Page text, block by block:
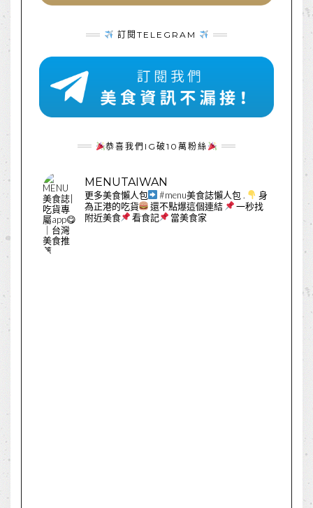
訂閱TELEGRAM
恭喜我們IG破10萬粉絲
MENUTAIWAN
更多美食懶人包 #menu美食誌懶人包 .
身
為正港的吃貨
還不點爆這個連結
一秒找
附近美食
看食記 當美食家